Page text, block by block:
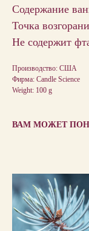
Содержание
Точка
Не содержит
Производство: США
Фирма: Candle Science
Weight: 100 g
ВАМ МОЖЕТ